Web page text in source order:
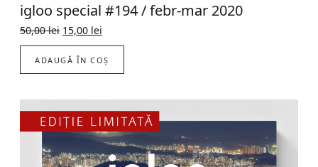
igloo special #194 / febr-mar 2020
50,00lei Original
price
was:
50,00 lei.
15,00 lei
price
is:
15,00 lei.
ADAUGĂ ÎN COȘ